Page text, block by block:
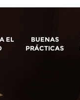
EL
BUENAS
PRÁCTICAS